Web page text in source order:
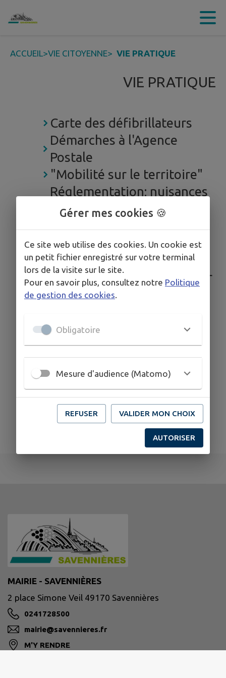
Contenu
ACCUEIL>VIE CITOYENNE> VIE PRATIQUE
VIE PRATIQUE
Carte des défibrillateurs
Démarches à l'Agence
Postale
"Mobilité sur le territoire"
Réglementation: nuisances
sonores
Se déplacer
Location de salles
Gestion des déchets
💧 Subvention récupérateur
eau pluviale💧
MAIRIE - SAVENNIÈRES
2 place Simone Veil 49170 Savennières
0241728500
mairie@savennieres.fr
M'Y RENDRE
Gérer mes cookies 🍪
Ce site web utilise des cookies. Un cookie est
un petit fichier enregistré sur votre terminal
lors de la visite sur le site.
Pour en savoir plus, consultez notre Politique
de gestion des cookies.
Obligatoire
Mesure d'audience (Matomo)
REFUSER VALIDER MON CHOIX
AUTORISER